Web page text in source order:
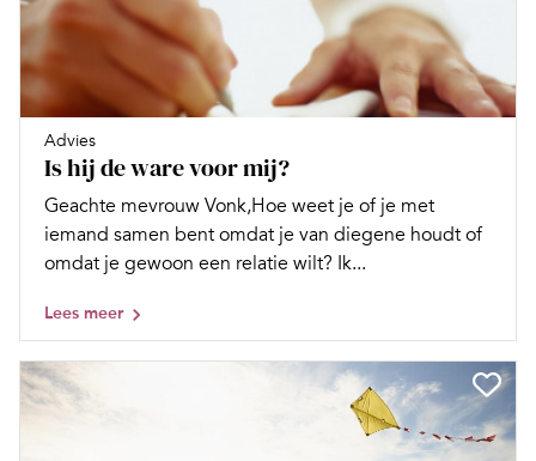
Advies
Is hij de ware voor mij?
Geachte mevrouw Vonk,Hoe weet je of je met
iemand samen bent omdat je van diegene houdt of
omdat je gewoon een relatie wilt? Ik...
Lees meer